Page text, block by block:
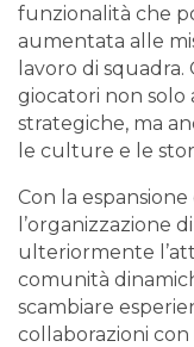
funzionalità che
aumentata alle
lavoro di
giocatori non solo
strategiche, ma
le culture e le
Con la
l’organizzazione
ulteriormente
comunità
scambiare
collaborazioni